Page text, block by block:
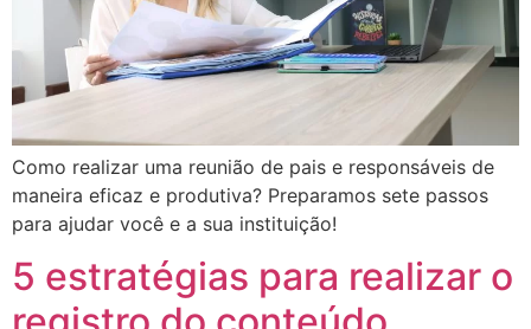
Como realizar uma reunião de pais e responsáveis de
maneira eficaz e produtiva? Preparamos sete passos
para ajudar você e a sua instituição!
5 estratégias para realizar o